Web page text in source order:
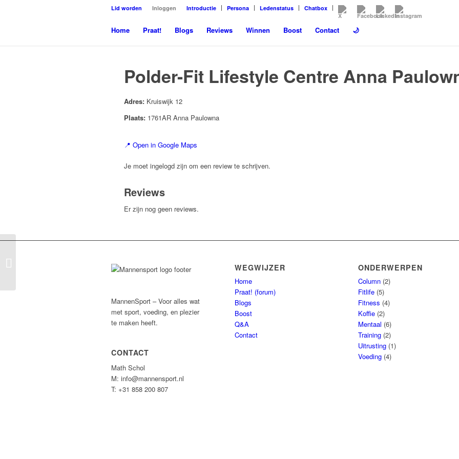
Lid worden Inloggen Introductie Persona Ledenstatus Chatbox
Home Praat! Blogs Reviews Winnen Boost Contact 🌙
Polder-Fit Lifestyle Centre Anna
Adres: Kruiswijk 12
Plaats: 1761AR Anna Paulowna
📍 Open in Google Maps
Je moet ingelogd zijn om een review te schrijven.
Reviews
Er zijn nog geen reviews.
MannenSport – Voor alles wat
met sport, voeding, en plezier
te maken heeft.
CONTACT
Math Schol
M: info@mannensport.nl
T: +31 858 200 807
WEGWIJZER
Home
Praat! (forum)
Blogs
Boost
Q&A
Contact
ONDERWERPEN
Column (2)
Fitlife (5)
Fitness (4)
Koffie (2)
Mentaal (6)
Training (2)
Uitrusting (1)
Voeding (4)